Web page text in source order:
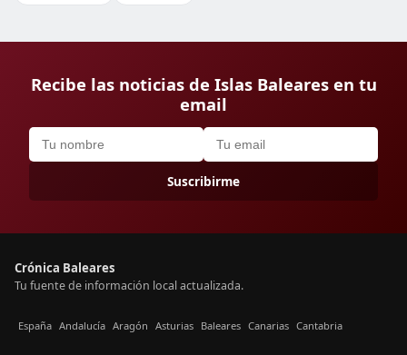
Recibe las noticias de Islas Baleares en tu
email
Suscribirme
Crónica Baleares
Tu fuente de información local actualizada.
España Andalucía Aragón Asturias Baleares Canarias Cantabria